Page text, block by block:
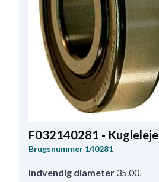
F032140281 - Kugleleje
Brugsnummer 140281
Indvendig diameter 35.00,